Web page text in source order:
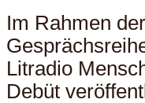
Im Rahmen der
Litradio
Debüt